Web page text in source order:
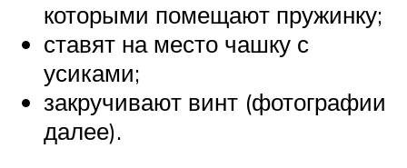
которыми помещают пружинку;
ставят на место чашку с
усиками;
закручивают винт (фотографии
далее).